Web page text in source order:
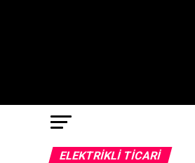
ELEKTRIKLI TICARI